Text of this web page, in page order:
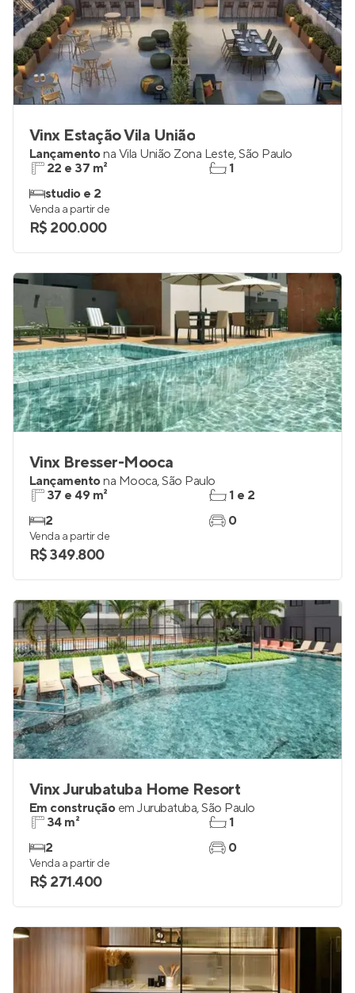
Vinx Estação Vila União
Lançamentona Vila União Zona Leste,São Paulo
22 e 37 m²
studio e 2
1
Venda a partir de
R$ 200.000
Vinx Bresser-Mooca
Lançamentona Mooca,São Paulo
37 e 49 m²
2
1 e 2
0
Venda a partir de
R$ 349.800
Vinx Jurubatuba Home Resort
Em construção em Jurubatuba,São Paulo
34 m²
2
1
0
Venda a partir de
R$ 271.400